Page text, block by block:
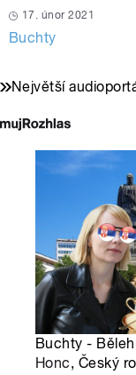
17. únor 2021
Buchty
Největší
Buchty -
Honc, Český